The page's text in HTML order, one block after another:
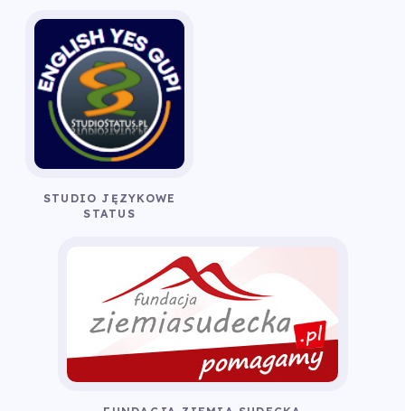
STUDIO JĘZYKOWE
STATUS